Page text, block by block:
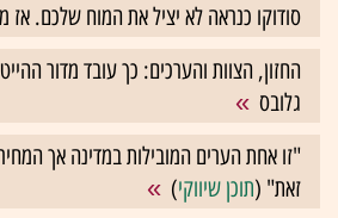
סודוקו כנראה לא יציל את המוח שלכם. אז
החזון, הצוות והערכים: כך עובד מדור
גלובס
"זו אחת הערים המובילות במדינה אך
זאת" (תוכן שיווקי)